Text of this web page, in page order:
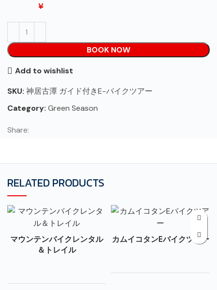
¥
BOOK NOW
Add to wishlist
SKU: 神居古潭 ガイド付きE-バイクツアー
Category: Green Season
Share:
RELATED PRODUCTS
マウンテンバイクレンタル
＆トレイル
カムイコタンEバイクツアー